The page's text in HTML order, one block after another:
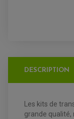
DESCRIPTION
Les kits de
grande qualité,